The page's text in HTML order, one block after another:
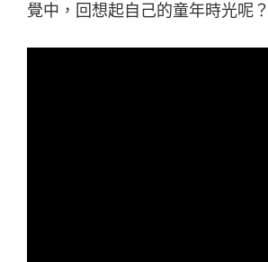
覺中，回想起自己的童年時光呢？